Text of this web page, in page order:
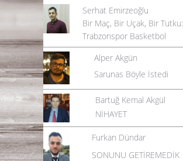
Serhat Emirzeoğlu
Bir Maç, Bir Uçak, Bir Tutku:
Trabzonspor Basketbol
Alper Akgün
Sarunas Böyle İstedi
Bartuğ Kemal Akgül
NİHAYET
Furkan Dündar
SONUNU GETİREMEDİK